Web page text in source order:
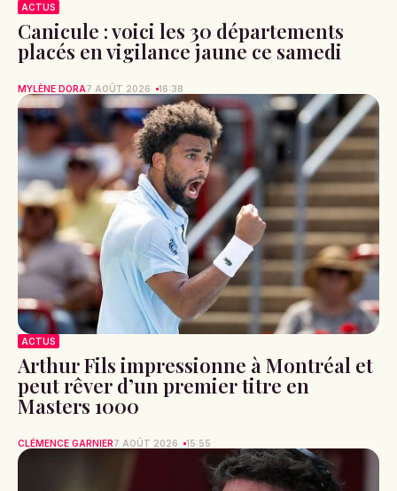
ACTUS
Canicule : voici les 30 départements
placés en vigilance jaune ce samedi
MYLÈNE DORA7 AOÛT 2026 16:38
ACTUS
Arthur Fils impressionne à Montréal et
peut rêver d’un premier titre en
Masters 1000
CLÉMENCE GARNIER7 AOÛT 2026 15:55